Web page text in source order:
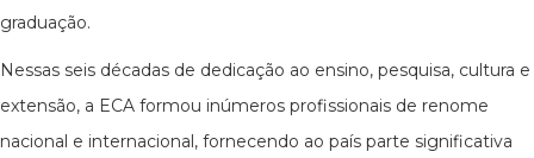
graduação.
Nessas seis décadas de dedicação ao ensino, pesquisa, cultura e
extensão, a ECA formou inúmeros profissionais de renome
nacional e internacional, fornecendo ao país parte significativa